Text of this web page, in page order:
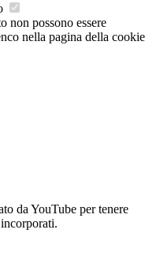
non possono essere
nella pagina della cookie
da YouTube per tenere